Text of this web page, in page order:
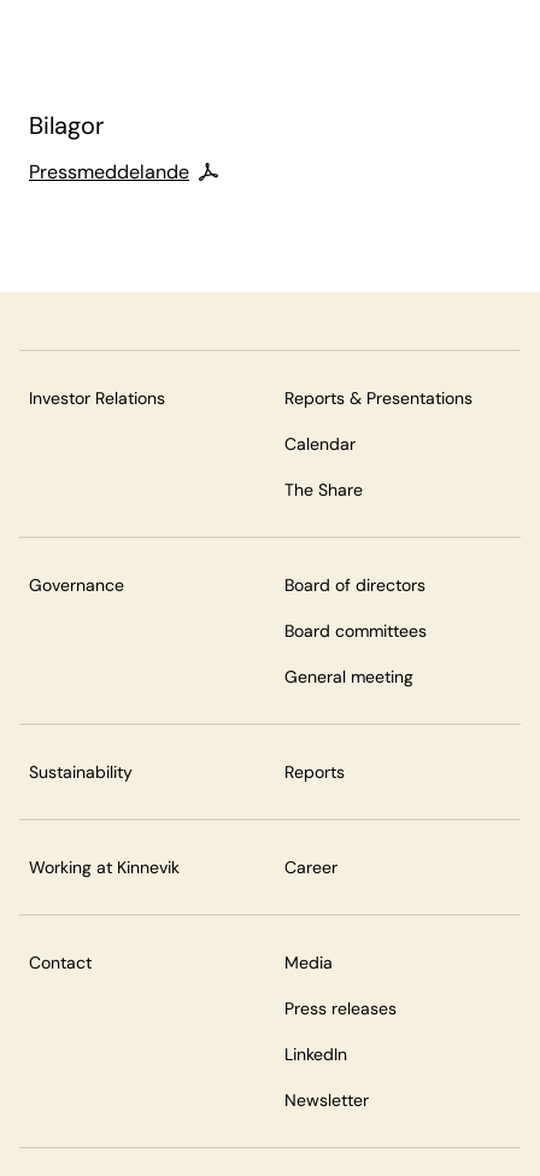
Bilagor
Pressmeddelande
Investor Relations Reports & Presentations
Calendar
The Share
Governance Board of directors
Board committees
General meeting
Sustainability Reports
Working at Kinnevik Career
Contact Media
Press releases
LinkedIn
Newsletter